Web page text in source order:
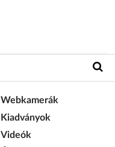
Webkamerák
Kiadványok
Videók